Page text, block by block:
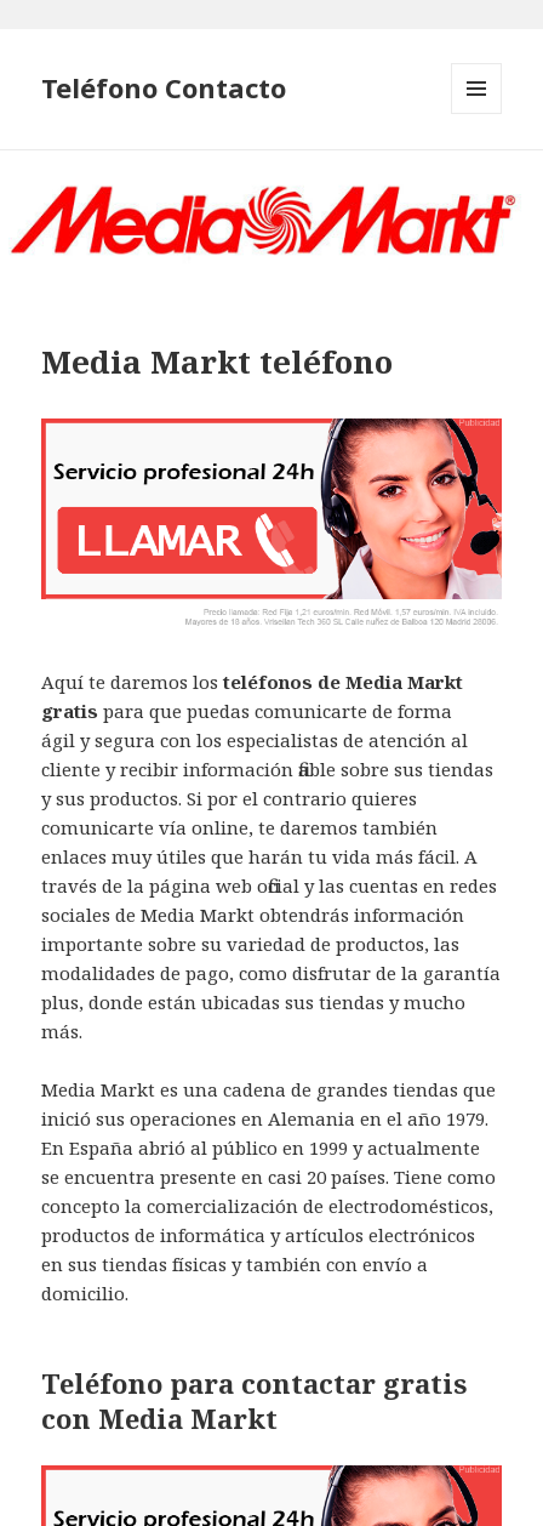
Teléfono Contacto
Media Markt teléfono
Aquí te daremos losteléfonos de Media Markt
gratispara que puedas comunicarte de forma
ágil y segura con los especialistas de atención al
cliente y recibir información fiable sobre sus tiendas
y sus productos. Si por el contrario quieres
comunicarte vía online, te daremos también
enlaces muy útiles que harán tu vida más fácil. A
través de la página web oficial y las cuentas en redes
sociales de Media Markt obtendrás información
importante sobre su variedad de productos, las
modalidades de pago, como disfrutar de la garantía
plus, donde están ubicadas sus tiendas y mucho
más.
Media Markt es una cadena de grandes tiendas que
inició sus operaciones en Alemania en el año 1979.
En España abrió al público en 1999 y actualmente
se encuentra presente en casi 20 países. Tiene como
concepto la comercialización de electrodomésticos,
productos de informática y artículos electrónicos
en sus tiendas físicas y también con envío a
domicilio.
Teléfono para contactar gratis
con Media Markt